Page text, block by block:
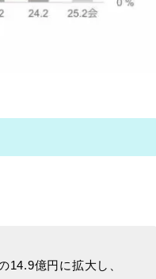
14.9億円に拡大し、